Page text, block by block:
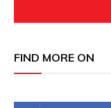
FIND MORE ON